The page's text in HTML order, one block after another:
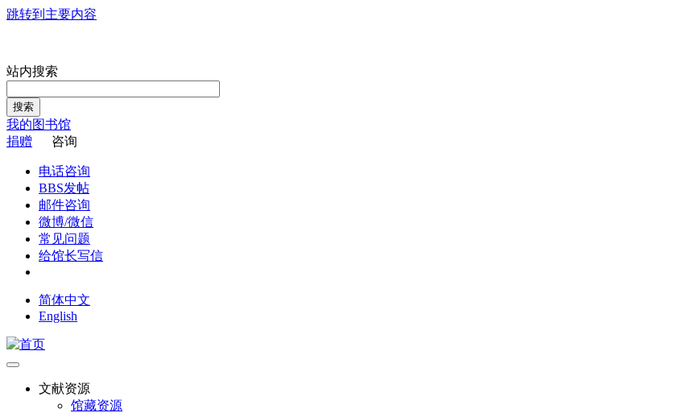
跳转到主要内容
站内搜索
搜索
我的图书馆
捐赠
咨询
电话咨询
BBS发帖
邮件咨询
微博/微信
常见问题
给馆长写信
简体中文
English
文献资源
馆藏资源